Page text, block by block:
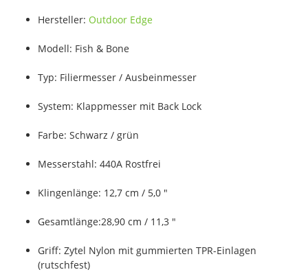
Hersteller: Outdoor Edge
Modell: Fish & Bone
Typ: Filiermesser / Ausbeinmesser
System: Klappmesser mit Back Lock
Farbe: Schwarz / grün
Messerstahl: 440A Rostfrei
Klingenlänge: 12,7 cm / 5,0 "
Gesamtlänge:28,90 cm / 11,3 "
Griff: Zytel Nylon mit gummierten TPR-Einlagen
(rutschfest)